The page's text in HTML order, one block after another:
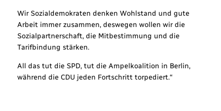
Wir Sozialdemokraten denken Wohlstand und gute
Arbeit immer zusammen, deswegen wollen wir die
Sozialpartnerschaft, die Mitbestimmung und die
Tarifbindung stärken.
All das tut die SPD, tut die Ampelkoalition in Berlin,
während die CDU jeden Fortschritt torpediert.“